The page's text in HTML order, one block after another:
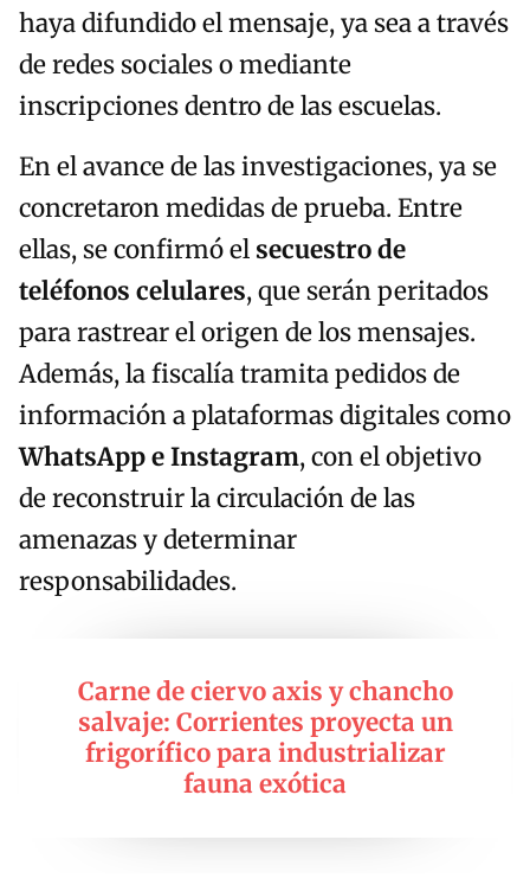
haya difundido el mensaje, ya sea a través
de redes sociales o mediante
inscripciones dentro de las escuelas.
En el avance de las investigaciones, ya se
concretaron medidas de prueba. Entre
ellas, se confirmó el secuestro de
teléfonos celulares, que serán peritados
para rastrear el origen de los mensajes.
Además, la fiscalía tramita pedidos de
información a plataformas digitales como
WhatsApp e Instagram, con el objetivo
de reconstruir la circulación de las
amenazas y determinar
responsabilidades.
Carne de ciervo axis y chancho
salvaje: Corrientes proyecta un
frigorífico para industrializar
fauna exótica